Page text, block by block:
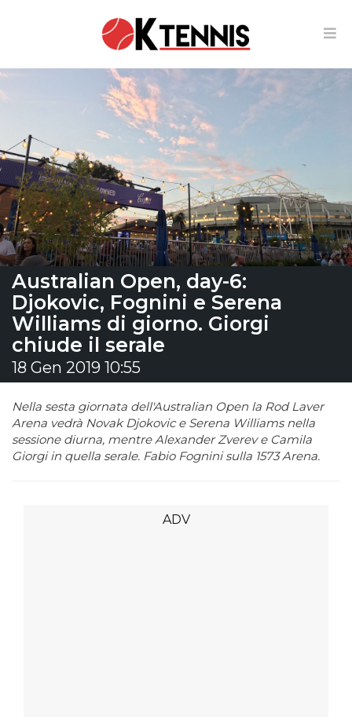
Australian Open, day-6:
Djokovic, Fognini e Serena
Williams di giorno. Giorgi
chiude il serale
18 Gen 2019 10:55
Nella sesta giornata dell'Australian Open la Rod Laver
Arena vedrà Novak Djokovic e Serena Williams nella
sessione diurna, mentre Alexander Zverev e Camila
Giorgi in quella serale. Fabio Fognini sulla 1573 Arena.